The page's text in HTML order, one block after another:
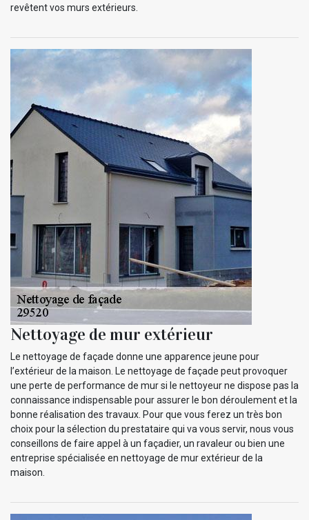
revêtent vos murs extérieurs.
Nettoyage de mur extérieur
Le nettoyage de façade donne une apparence jeune pour
l’extérieur de la maison. Le nettoyage de façade peut provoquer
une perte de performance de mur si le nettoyeur ne dispose pas la
connaissance indispensable pour assurer le bon déroulement et la
bonne réalisation des travaux. Pour que vous ferez un très bon
choix pour la sélection du prestataire qui va vous servir, nous vous
conseillons de faire appel à un façadier, un ravaleur ou bien une
entreprise spécialisée en nettoyage de mur extérieur de la
maison.